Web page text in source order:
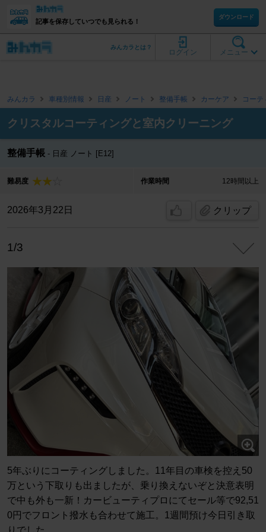
記事を保存していつでも見られる！
ダウンロード
メニュー
ログイン
みんカラとは？
みんカラ 車種別情報 日産 ノート 整備手帳 カーケア コーテ
クリスタルコーティングと室内クリーニング
整備手帳 日産 ノート [E12]
難易度 作業時間 12時間以上
2026年3月22日 クリップ
1/3
5年ぶりにコーティングしました。11年目の車検を控え50
万という下取りも出ましたが、乗り換えないぞと決意表明
で中も外も一新！カービューティプロにてセール等で92,51
0円でフロント撥水も合わせて施工。1週間預け今日引き取